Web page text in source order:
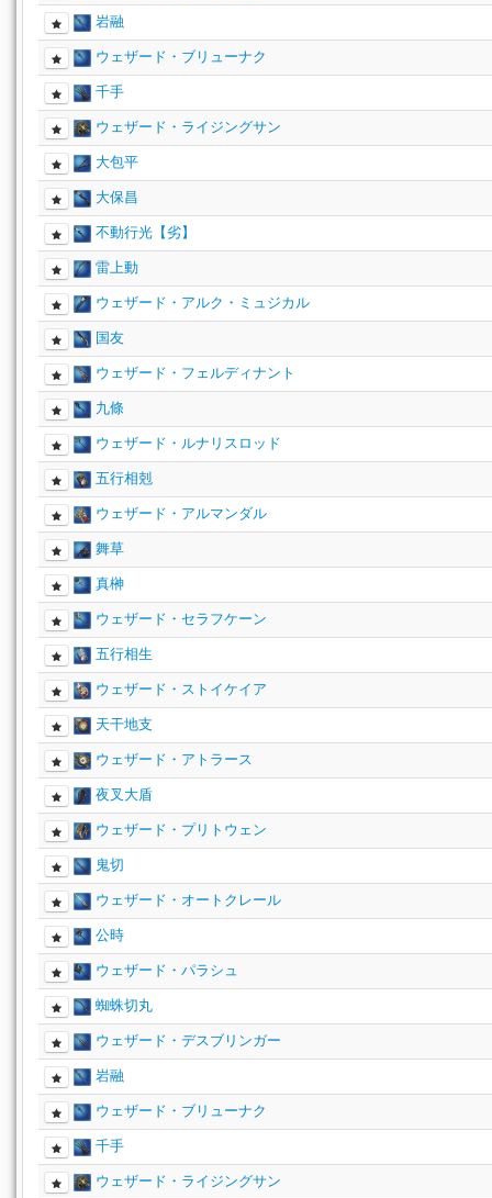
岩融
ウェザード・ブリューナク
千手
ウェザード・ライジングサン
大包平
大保昌
不動行光【劣】
雷上動
ウェザード・アルク・ミュジカル
国友
ウェザード・フェルディナント
九條
ウェザード・ルナリスロッド
五行相剋
ウェザード・アルマンダル
舞草
真榊
ウェザード・セラフケーン
五行相生
ウェザード・ストイケイア
天干地支
ウェザード・アトラース
夜叉大盾
ウェザード・プリトウェン
鬼切
ウェザード・オートクレール
公時
ウェザード・パラシュ
蜘蛛切丸
ウェザード・デスブリンガー
岩融
ウェザード・ブリューナク
千手
ウェザード・ライジングサン